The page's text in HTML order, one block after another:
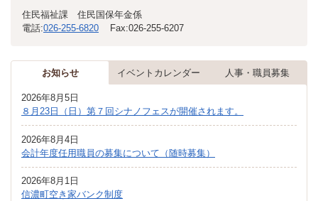
住民福祉課 住民国保年金係
電話:026-255-6820 Fax:026-255-6207
お知らせ イベントカレンダー 人事・職員募集
2026年8月5日
８月23日（日）第７回シナノフェスが開催されます。
2026年8月4日
会計年度任用職員の募集について（随時募集）
2026年8月1日
信濃町空き家バンク制度